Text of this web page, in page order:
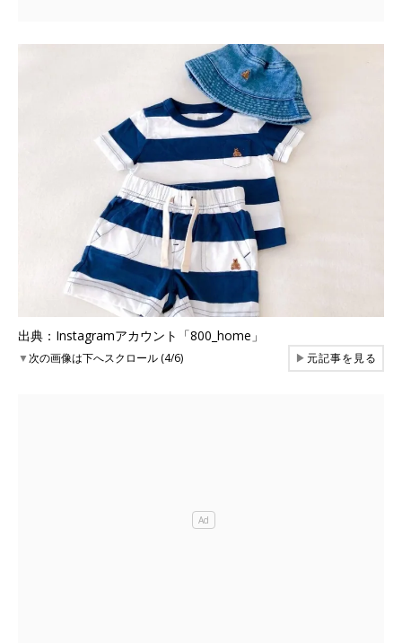
出典：Instagramアカウント「800_home」
▼次の画像は下へスクロール (4/6) ▶元記事を見る